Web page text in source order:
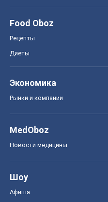
Food Oboz
Рецепты
Диеты
Экономика
Рынки и компании
MedOboz
Новости медицины
Шоу
Афиша